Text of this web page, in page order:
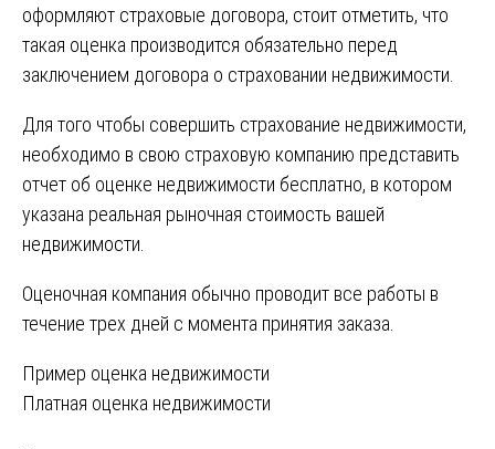
оформляют страховые договора, стоит отметить, что
такая оценка производится обязательно перед
заключением договора о страховании недвижимости.
Для того чтобы совершить страхование недвижимости,
необходимо в свою страховую компанию представить
отчет об оценке недвижимости бесплатно, в котором
указана реальная рыночная стоимость вашей
недвижимости.
Оценочная компания обычно проводит все работы в
течение трех дней с момента принятия заказа.
Навигация
Пример оценка недвижимости
Платная оценка недвижимости